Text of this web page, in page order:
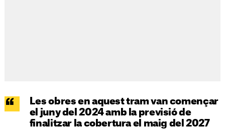
Les obres en aquest tram van començar
el juny del 2024 amb la previsió de
finalitzar la cobertura el maig del 2027